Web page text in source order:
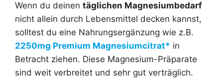
Wenn du deinen täglichen Magnesiumbedarf
nicht allein durch Lebensmittel decken kannst,
solltest du eine Nahrungsergänzung wie z.B.
2250mg Premium Magnesiumcitrat* in
Betracht ziehen. Diese Magnesium-Präparate
sind weit verbreitet und sehr gut verträglich.